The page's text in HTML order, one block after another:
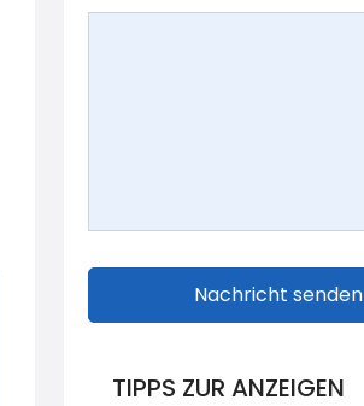
Nachricht senden
TIPPS ZUR ANZEIGEN